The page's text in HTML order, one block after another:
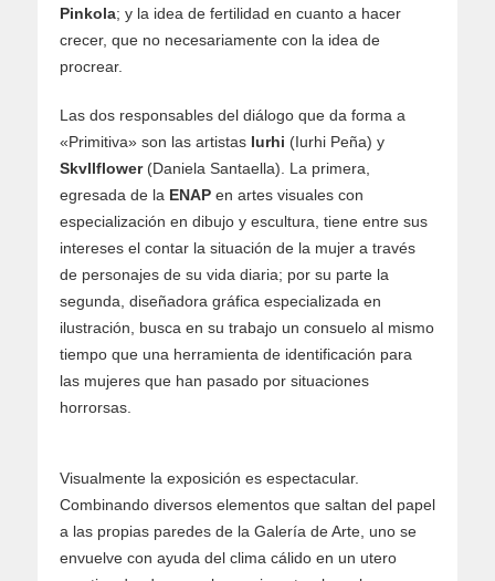
Pinkola; y la idea de fertilidad en cuanto a hacer
crecer, que no necesariamente con la idea de
procrear.
Las dos responsables del diálogo que da forma a
«Primitiva» son las artistas Iurhi (Iurhi Peña) y
Skvllflower(Daniela Santaella). La primera,
egresada de la ENAP en artes visuales con
especialización en dibujo y escultura, tiene entre sus
intereses el contar la situación de la mujer a través
de personajes de su vida diaria; por su parte la
segunda, diseñadora gráfica especializada en
ilustración, busca en su trabajo un consuelo al mismo
tiempo que una herramienta de identificación para
las mujeres que han pasado por situaciones
horrorsas.
Visualmente la exposición es espectacular.
Combinando diversos elementos que saltan del papel
a las propias paredes de la Galería de Arte, uno se
envuelve con ayuda del clima cálido en un utero